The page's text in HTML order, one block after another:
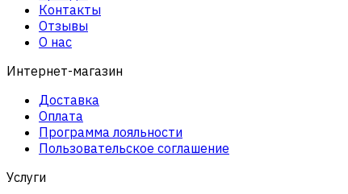
Контакты
Отзывы
О нас
Интернет-магазин
Доставка
Оплата
Программа лояльности
Пользовательское соглашение
Услуги